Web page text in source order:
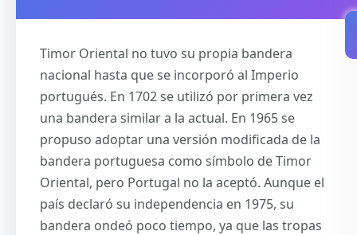
Timor Oriental no tuvo su propia bandera
nacional hasta que se incorporó al Imperio
portugués. En 1702 se utilizó por primera vez
una bandera similar a la actual. En 1965 se
propuso adoptar una versión modificada de la
bandera portuguesa como símbolo de Timor
Oriental, pero Portugal no la aceptó. Aunque el
país declaró su independencia en 1975, su
bandera ondeó poco tiempo, ya que las tropas